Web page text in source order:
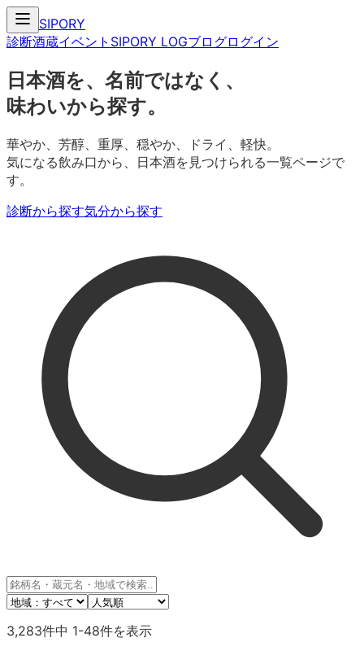
SIPORY
診断酒蔵イベント SIPORY LOGブログログイン
日本酒を、名前ではなく、
味わいから探す。
華やか、芳醇、重厚、穏やか、ドライ、軽快。
気になる飲み口から、日本酒を見つけられる一覧ページで
す。
診断から探す気分から探す
3,283件中 1-48件を表示